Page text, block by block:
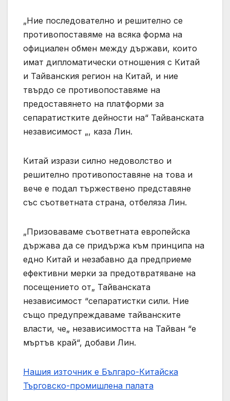
„Ние последователно и решително се
противопоставяме на всяка форма на
официален обмен между държави, които
имат дипломатически отношения с Китай
и Тайванския регион на Китай, и ние
твърдо се противопоставяме на
предоставянето на платформи за
сепаратистките дейности на“ Тайванската
независимост „, каза Лин.
Китай изрази силно недоволство и
решително противопоставяне на това и
вече е подал тържествено представяне
със съответната страна, отбеляза Лин.
„Призоваваме съответната европейска
държава да се придържа към принципа на
едно Китай и незабавно да предприеме
ефективни мерки за предотвратяване на
посещението от„ Тайванската
независимост “сепаратистки сили. Ние
също предупреждаваме тайванските
власти, че„ независимостта на Тайван “е
мъртъв край“, добави Лин.
Нашия източник е Българо-Китайска
Търговско-промишлена палaта